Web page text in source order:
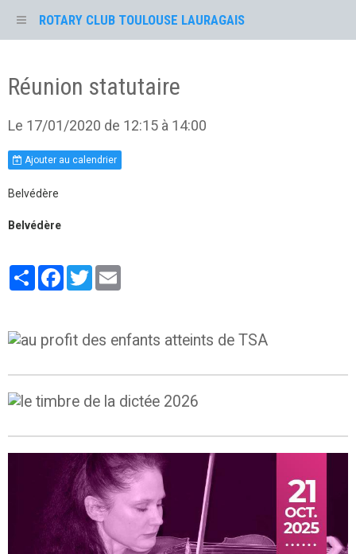
ROTARY CLUB TOULOUSE LAURAGAIS
Réunion statutaire
Le 17/01/2020 de 12:15 à 14:00
Ajouter au calendrier
Belvédère
Belvédère
PartagerFacebook
Twitter